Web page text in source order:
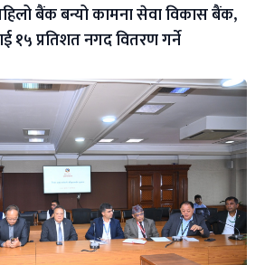
बैंक बन्यो कामना सेवा विकास बैंक,
१५ प्रतिशत नगद वितरण गर्ने